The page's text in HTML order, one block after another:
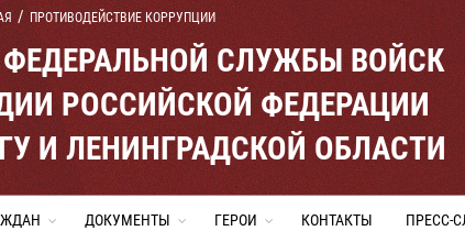
ПРОТИВОДЕЙСТВИЕ КОРРУПЦИИ
ФЕДЕРАЛЬНОЙ СЛУЖБЫ ВОЙСК
РОССИЙСКОЙ ФЕДЕРАЦИИ
И ЛЕНИНГРАДСКОЙ ОБЛАСТИ
ДОКУМЕНТЫ ГЕРОИ КОНТАКТЫ ПРЕСС-